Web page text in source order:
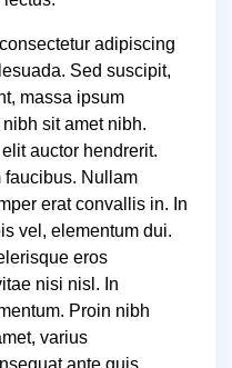
adipiscing
Sed suscipit,
massa ipsum
sit amet nibh.
auctor hendrerit.
faucibus. Nullam
erat convallis in. In
vel, elementum dui.
eros
nisi nisl. In
Proin nibh
varius
ante quis